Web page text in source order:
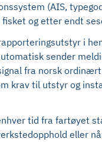
(AIS,
og etter endt
i
sender
fra norsk
krav til utstyr og
tid fra fartøyet
eller